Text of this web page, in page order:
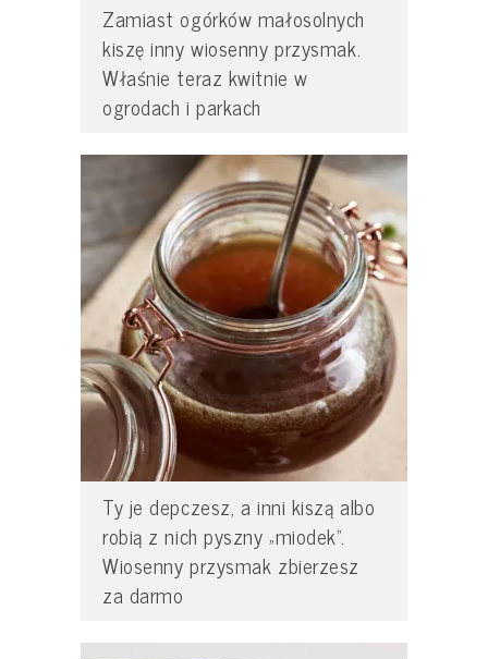
Zamiast ogórków małosolnych
kiszę inny wiosenny przysmak.
Właśnie teraz kwitnie w
ogrodach i parkach
Ty je depczesz, a inni kiszą albo
robią z nich pyszny „miodek”.
Wiosenny przysmak zbierzesz
za darmo